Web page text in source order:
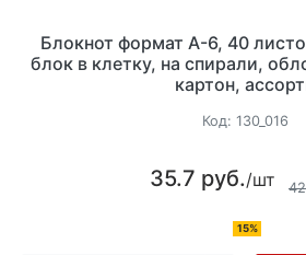
Блокнот формат А-6, 40
блок в клетку, на спирали,
картон,
Код: 130_016
35.7 руб./шт
15%